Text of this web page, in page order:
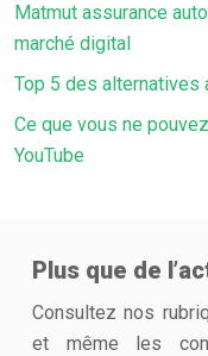
Matmut assurance
marché digital
Top 5 des alternatives
Ce que vous ne
YouTube
Plus que de
Consultez nos
et même les